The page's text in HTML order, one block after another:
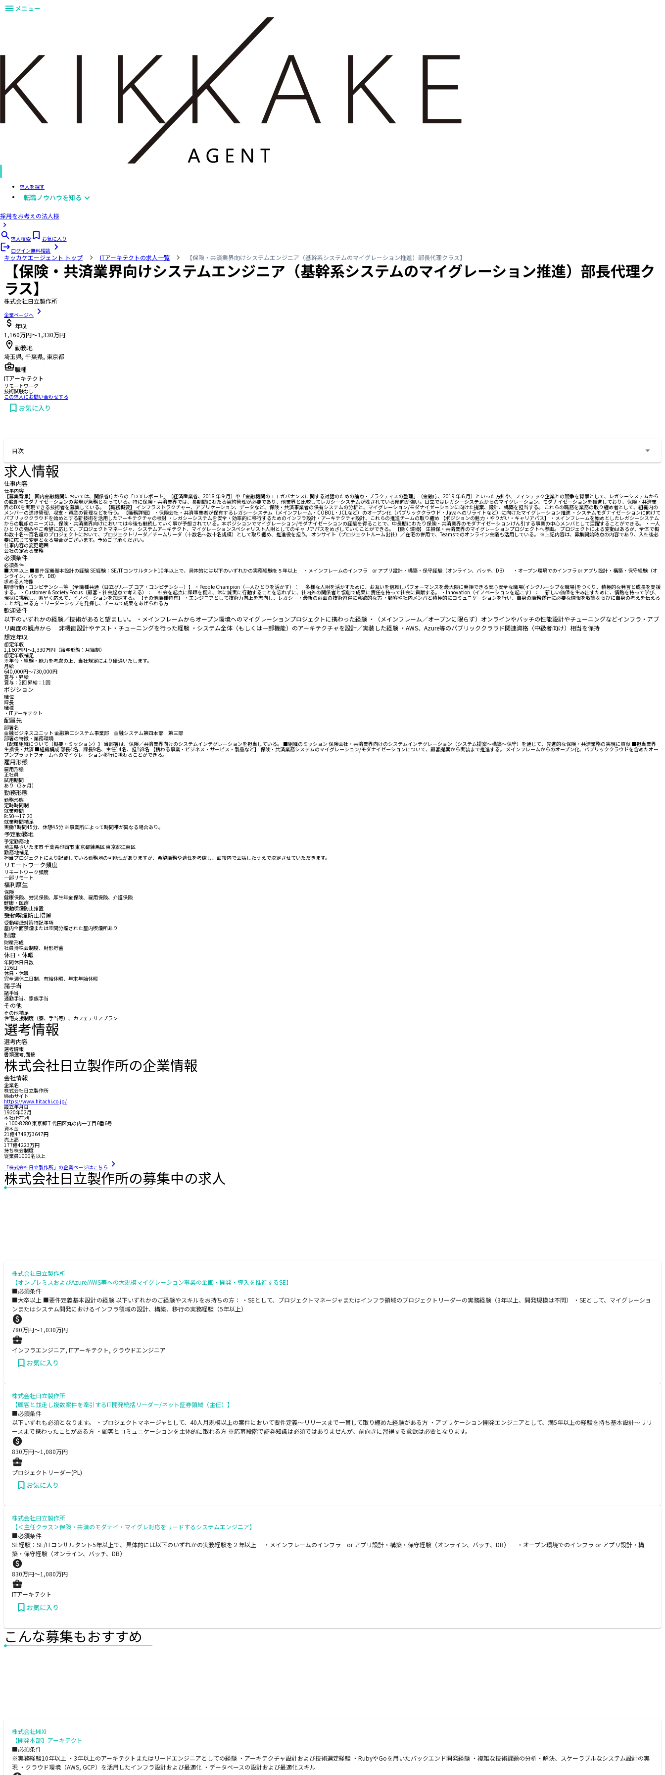
メニュー
求人を探す
転職ノウハウを知る
採用をお考えの法人様
求人検索
お気に入り
ログイン無料相談
キッカケエージェント トップ ITアーキテクトの求人一覧 【保険・共済業界向けシステムエンジニア（基幹系システムのマイグレーション推進）部長代理クラス】
【保険・共済業界向けシステムエンジニア（基幹系システムのマイグレーション推進）部長代理ク
ラス】
株式会社日立製作所
企業ページへ
年収
1,160万円〜1,330万円
勤務地
埼玉県, 千葉県, 東京都
職種
ITアーキテクト
リモートワーク
技術試験なし
この求人にお問い合わせする
お気に入り
目次
求人情報
仕事内容
仕事内容
【募集背景】 国内金融機関においては、関係省庁からの「ＤＸレポート」（経済産業省、2018 年９月）や「金融機関のＩＴガバナンスに関する対話のための論点・プラクティスの整理」（金融庁、2019 年６月）といった方針や、フィンテック企業との競争を背景として、レガシーシステムから
の脱却やモダナイゼーションの実現が急務となっている。特に保険・共済業界では、長期間にわたる契約管理が必要であり、他業界と比較してレガシーシステムが残されている傾向が強い。日立ではレガシーシステムからのマイグレーション、モダナイゼーションを推進しており、保険・共済業
界のDXを実現できる技術者を募集している。 【職務概要】 インフラストラクチャー、アプリケーション、データなど、保険・共済事業者の保有システムの分析と、マイグレーション/モダナイゼーションに向けた提案、設計、構築を担当する。 これらの職務を業務の取り纏め者として、組織内の
メンバーの進捗管理、収支・資産の管理などを行う。 【職務詳細】 ・保険会社・共済事業者が保有するレガシーシステム（メインフレーム・COBOL・JCLなど）のオープン化（パブリッククラウド・Javaへのリライトなど）に向けたマイグレーション推進 ・システムモダナイゼーションに向けて
パブリッククラウドを始めとする新技術を活用したアーキテクチャの検討 ・レガシーシステムを安全・効率的に移行するためのインフラ設計・アーキテクチャ設計、これらの推進チームの取り纏め 【ポジションの魅力・やりがい・キャリアパス】 ・メインフレームを始めとしたレガシーシステム
からの脱却のニーズは、保険・共済業界向けにおいては今後も継続していく事が予想されている。本ポジションでマイグレーション/モダナイゼーションの経験を得ることで、中長期にわたり保険・共済業界のモダナイゼーションけん引する事業の中心メンバとして活躍することができる。 ・一人
ひとりの強みやご希望に応じて、プロジェクトマネージャ、システムアーキテクト、マイグレーションスペシャリスト人財としてのキャリアパスをめざしていくことができる。 【働く環境】 生損保・共済業界のマイグレーションプロジェクトへ参画。 プロジェクトによる変動はあるが、全体で概
ね数十名～百名超のプロジェクトにおいて、プロジェクトリーダ／チームリーダ（十数名～数十名規模）として取り纏め、推進役を担う。 オンサイト（プロジェクトルーム出社）／在宅の併用で、Teamsでのオンライン会議も活用している。 ※上記内容は、募集開始時点の内容であり、入社後必
要に応じて変更となる場合がございます。予めご了承ください。
仕事内容の変更範囲
会社の定める業務
必須条件
必須条件
■大卒以上 ■要件定義基本設計の経験 SE経験：SE/ITコンサルタント10年以上で、具体的には以下のいずれかの実務経験を５年以上 ・メインフレームのインフラ or アプリ設計・構築・保守経験（オンライン、バッチ、DB） ・オープン環境でのインフラ or アプリ設計・構築・保守経験（オ
ンライン、バッチ、DB）
求める人物像
期待行動・コンピテンシー等 【全職種共通（日立グループ コア・コンピテンシー）】 ・People Champion（一人ひとりを活かす）： 多様な人財を活かすために、お互いを信頼しパフォーマンスを最大限に発揮できる安心安全な職場(インクルーシブな職場)をつくり、積極的な発言と成長を支援
する。 ・Customer & Society Focus（顧客・社会起点で考える）： 社会を起点に課題を捉え、常に誠実に行動することを忘れずに、社内外の関係者と協創で成果に責任を持って社会に貢献する。 ・Innovation（イノベーションを起こす）： 新しい価値を生み出すために、情熱を持って学び、
現状に挑戦し、素早く応えて、イノベーションを加速する。 【その他職種特有】 ・エンジニアとして技術力向上を志向し、レガシー・最新の両面の技術習得に意欲的な方 ・顧客や社内メンバと積極的にコミュニケーションを行い、自身の職務遂行に必要な情報を収集ならびに自身の考えを伝える
ことが出来る方 ・リーダーシップを発揮し、チームで成果をあげられる方
歓迎要件
以下のいずれかの経験／技術があると望ましい。 ・メインフレームからオープン環境へのマイグレーションプロジェクトに携わった経験 ・（メインフレーム／オープンに限らず）オンラインやバッチの性能設計やチューニングなどインフラ・アプ
リ両面の観点から 非機能設計やテスト・チューニングを行った経験 ・システム全体（もしくは一部機能）のアーキテクチャを設計／実装した経験 ・AWS、Azure等のパブリッククラウド関連資格（中級者向け）相当を保持
想定年収
想定年収
1,160万円〜1,330万円（給与形態：月給制）
想定年収補足
※年令・経験・能力を考慮の上、当社規定により優遇いたします。
月給
640,000円〜730,000円
賞与・昇給
賞与：2回 昇給：1回
ポジション
職位
課長
職種
・ITアーキテクト
配属先
部署名
金融ビジネスユニット 金融第二システム事業部 金融システム第四本部 第三部
部署の特徴・業務環境
【配属組織について（概要・ミッション）】 当部署は、保険／共済業界向けのシステムインテグレーションを担当している。 ■組織のミッション 保険会社・共済業界向けのシステムインテグレーション（システム提案～構築～保守）を通じて、先進的な保険・共済業務の実現に貢献 ■担当業界
生損保・共済 ■組織構成 部長4名、課長9名、主任14名、担当8名 【携わる事業・ビジネス・サービス・製品など】 保険・共済業務システムのマイグレーション/モダナイゼーションについて、顧客提案から実装まで推進する。 メインフレームからのオープン化、パブリッククラウドを含めたオー
プンプラットフォームへのマイグレーション移行に携わることができる。
雇用形態
雇用形態
正社員
試用期間
あり（3ヶ月）
勤務形態
勤務形態
定時時間制
就業時間
8:50〜17:20
就業時間補足
実働7時間45分、休憩45分 ※事業所によって時間帯が異なる場合あり。
予定勤務地
予定勤務地
埼玉県さいたま市 千葉県印西市 東京都練馬区 東京都江東区
勤務地補足
担当プロジェクトにより記載している勤務地の可能性がありますが、希望職務や適性を考慮し、面接内で会話したうえで決定させていただきます。
リモートワーク頻度
リモートワーク頻度
一部リモート
福利厚生
保険
健康保険、労災保険、厚生年金保険、雇用保険、介護保険
健康・医療
受動喫煙防止措置
受動喫煙防止措置
受動喫煙対策特記事項
屋内全面禁煙または空間分煙された屋内喫煙所あり
制度
財産形成
社員持株会制度、財形貯蓄
休日・休暇
年間休日日数
126日
休日・休暇
完全週休二日制、有給休暇、年末年始休暇
諸手当
諸手当
通勤手当、家族手当
その他
その他補足
住宅支援制度（寮、手当等）、カフェテリアプラン
選考情報
選考内容
選考情報
書類選考,面接
株式会社日立製作所の企業情報
会社情報
企業名
株式会社日立製作所
Webサイト
https://www.hitachi.co.jp/
設立年月日
1920年02月
本社所在地
〒100-8280 東京都千代田区丸の内一丁目6番6号
資本金
21億4748万3647円
売上高
177億4223万円
持ち株会制度
従業員1000名以上
「株式会社日立製作所」の企業ページはこちら
株式会社日立製作所の募集中の求人
株式会社日立製作所
【オンプレミスおよびAzure/AWS等への大規模マイグレーション事業の企画・開発・導入を推進するSE】
■必須条件
■大卒以上 ■要件定義基本設計の経験 以下いずれかのご経験やスキルをお持ちの方： ・SEとして、プロジェクトマネージャまたはインフラ領域のプロジェクトリーダーの実務経験（3年以上、開発規模は不問） ・SEとして、マイグレーショ
ンまたはシステム開発におけるインフラ領域の設計、構築、移行の実務経験（5年以上）
780万円〜1,030万円
インフラエンジニア, ITアーキテクト, クラウドエンジニア
お気に入り
株式会社日立製作所
【顧客と並走し複数案件を牽引するIT開発統括リーダー/ネット証券領域（主任）】
■必須条件
以下いずれも必須となります。 ・プロジェクトマネージャとして、40人月規模以上の案件において要件定義～リリースまで一貫して取り纏めた経験がある方 ・アプリケーション開発エンジニアとして、満5年以上の経験を持ち基本設計～リリ
ースまで携わったことがある方 ・顧客とコミュニケーションを主体的に取れる方 ※応募段階で証券知識は必須ではありませんが、前向きに習得する意欲は必要となります。
830万円〜1,080万円
プロジェクトリーダー(PL)
お気に入り
株式会社日立製作所
【＜主任クラス＞保険・共済のモダナイ・マイグレ対応をリードするシステムエンジニア】
■必須条件
SE経験：SE/ITコンサルタント5年以上で、具体的には以下のいずれかの実務経験を２年以上 ・メインフレームのインフラ or アプリ設計・構築・保守経験（オンライン、バッチ、DB） ・オープン環境でのインフラ or アプリ設計・構
築・保守経験（オンライン、バッチ、DB）
830万円〜1,080万円
ITアーキテクト
お気に入り
こんな募集もおすすめ
株式会社MIXI
【開発本部】アーキテクト
■必須条件
※実務経験10年以上 ・3年以上のアーキテクトまたはリードエンジニアとしての経験 ・アーキテクチャ設計および技術選定経験 ・RubyやGoを用いたバックエンド開発経験 ・複雑な技術課題の分析・解決、スケーラブルなシステム設計の実
現 ・クラウド環境（AWS, GCP）を活用したインフラ設計および最適化 ・データベースの設計および最適化スキル